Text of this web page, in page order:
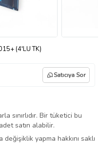
(4'LU TK)
Satıcıya Sor
sınırlıdır. Bir tüketici bu
satın alabilir.
yapma hakkını saklı